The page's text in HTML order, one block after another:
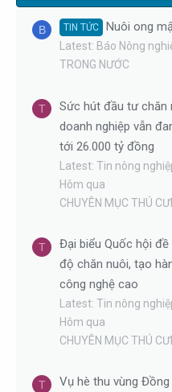
B TIN TỨC Nuôi ong
Latest: Báo Nông
TRONG NƯỚC
T
Sức hút đầu tư chăn
doanh nghiệp vẫn
tới 26.000 tỷ đồng
Latest: Tin nông
Hôm qua
CHUYÊN MỤC THÚ
T
Đại biểu Quốc hội
độ chăn nuôi, tạo
công nghệ cao
Latest: Tin nông
Hôm qua
CHUYÊN MỤC THÚ
T
Vụ hè thu vùng